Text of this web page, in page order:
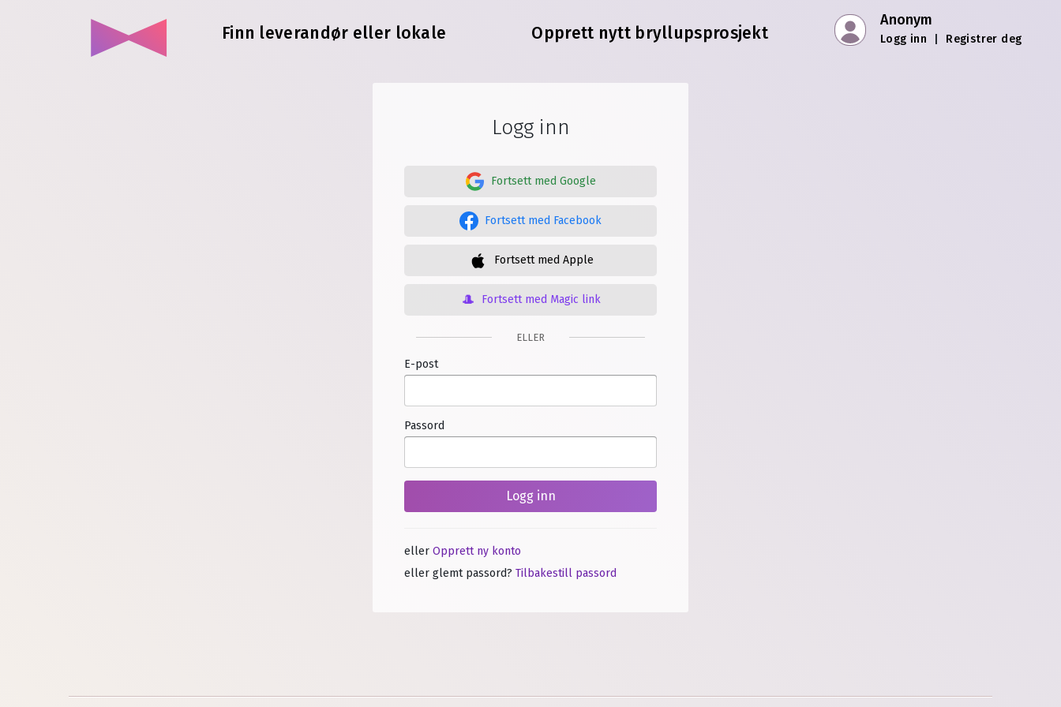
Finn leverandør eller lokale Opprett nytt bryllupsprosjekt
Anonym
Logg inn Registrer deg
Logg inn
Fortsett med Google
Fortsett med Facebook
Fortsett med Apple
Fortsett med Magic link
ELLER
E-post
Passord
Logg inn
eller Opprett ny konto
eller glemt passord? Tilbakestill passord